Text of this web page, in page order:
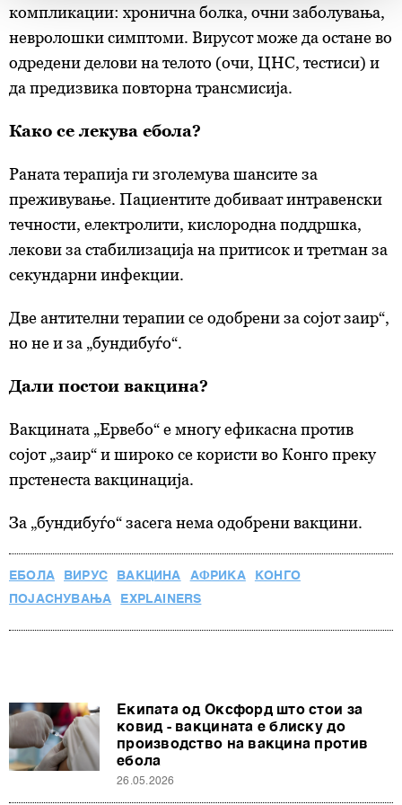
Заедничките ракувачи се HD-WIN ARENA SPORT
d.o.o. иПертнери. Повеќе за податоците кои ги
обработуваме како и за вашите права прочитајте во
нашата
Политика на приватност
, а за колачињата и
други слични технологии воПолитиката на
повторно да ги ажурирате со клик на „Прикажи ги
ја повлечете без негативни последици.
компликации: хронична болка, очни заболувања,
невролошки симптоми. Вирусот може да остане во
одредени делови на телото (очи, ЦНС, тестиси) и
да предизвика повторна трансмисија.
Како се лекува ебола?
Раната терапија ги зголемува шансите за
преживување. Пациентите добиваат интравенски
течности, електролити, кислородна поддршка,
лекови за стабилизација на притисок и третман за
секундарни инфекции.
Две антителни терапии се одобрени за сојот заир“,
но не и за „бундибуѓо“.
Дали постои вакцина?
Вакцината „Ервебо“ е многу ефикасна против
сојот „заир“ и широко се користи во Конго преку
прстенеста вакцинација.
За „бундибуѓо“ засега нема одобрени вакцини.
ЕБОЛА ВИРУС ВАКЦИНА АФРИКА
КОНГО
ПОЈАСНУВАЊА
EXPLAINERS
Екипата од Оксфорд што стои за
ковид - вакцината е блиску до
производство на вакцина против
ебола
26.05.2026